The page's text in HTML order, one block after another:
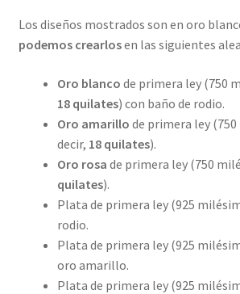
Los diseños mostrados son en oro
podemos crearlosen las siguientes
Oro blanco de primera ley (750
18 quilates) con baño de rodio.
Oro amarillo de primera ley
decir, 18 quilates).
Oro rosa de primera ley (750
quilates).
Plata de primera ley (925
rodio.
Plata de primera ley (925
oro amarillo.
Plata de primera ley (925